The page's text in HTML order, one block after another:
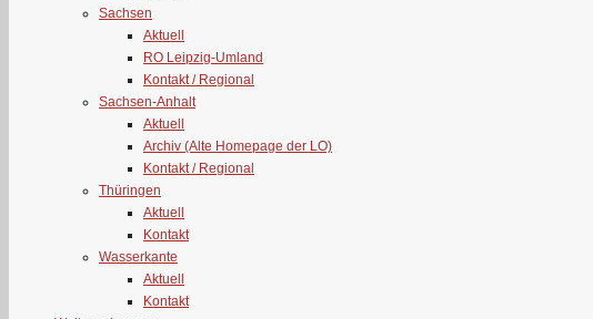
Sachsen
Aktuell
RO Leipzig-Umland
Kontakt / Regional
Sachsen-Anhalt
Aktuell
Archiv (Alte Homepage der LO)
Kontakt / Regional
Thüringen
Aktuell
Kontakt
Wasserkante
Aktuell
Kontakt